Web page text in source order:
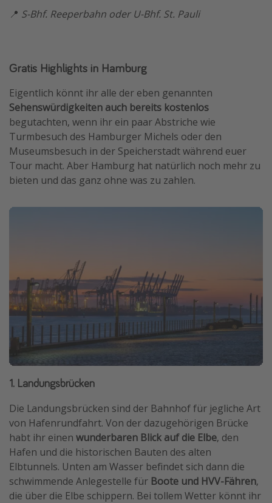
📍 S-Bhf. Reeperbahn oder U-Bhf. St. Pauli
Gratis Highlights in Hamburg
Eigentlich könnt ihr alle der eben genannten
Sehenswürdigkeiten auch bereits kostenlos
begutachten, wenn ihr ein paar Abstriche wie
Turmbesuch des Hamburger Michels oder den
Museumsbesuch in der Speicherstadt während euer
Tour macht. Aber Hamburg hat natürlich noch mehr zu
bieten und das ganz ohne was zu zahlen.
1. Landungsbrücken
Die Landungsbrücken sind der Bahnhof für jegliche Art
von Hafenrundfahrt. Von der dazugehörigen Brücke
habt ihr einen wunderbaren Blick auf die Elbe, den
Hafen und die historischen Bauten des alten
Elbtunnels. Unten am Wasser befindet sich dann die
schwimmende Anlegestelle für Boote und HVV-Fähren,
die über die Elbe schippern. Bei tollem Wetter könnt ihr